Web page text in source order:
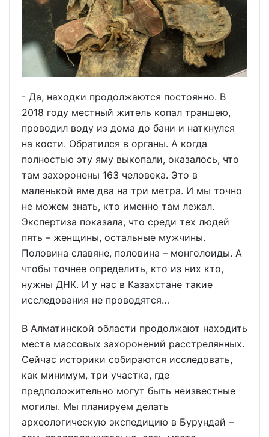
- Да, находки продолжаются постоянно. В
2018 году местный житель копал траншею,
проводил воду из дома до бани и наткнулся
на кости. Обратился в органы. А когда
полностью эту яму выкопали, оказалось, что
там захоронены 163 человека. Это в
маленькой яме два на три метра. И мы точно
не можем знать, кто именно там лежал.
Экспертиза показала, что среди тех людей
пять – женщины, остальные мужчины.
Половина славяне, половина – монголоиды. А
чтобы точнее определить, кто из них кто,
нужны ДНК. И у нас в Казахстане такие
исследования не проводятся…
В Алматинской области продолжают находить
места массовых захоронений расстрелянных.
Сейчас историки собираются исследовать,
как минимум, три участка, где
предположительно могут быть неизвестные
могилы. Мы планируем делать
археологическую экспедицию в Бурундай –